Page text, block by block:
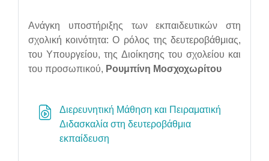
Ανάγκη υποστήριξης των εκπαιδευτικών στη
σχολική κοινότητα: Ο ρόλος της δευτεροβάθμιας,
του Υπουργείου, της Διοίκησης του σχολείου και
του προσωπικού, Ρουμπίνη Μοσχοχωρίτου
Διερευνητική Μάθηση και Πειραματική
Διδασκαλία στη δευτεροβάθμια
εκπαίδευση